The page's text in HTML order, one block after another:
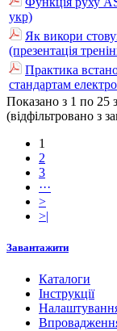
укр)
Як викори
(презентація
Практика
стандартам
Показано з 1 по 25
(відфільтровано з
1
2
3
···
>
>|
Завантажити
Каталоги
Інструкції